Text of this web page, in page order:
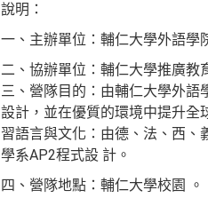
說明：
一、主辦單位：輔仁大學外語學
二、協辦單位：輔仁大學推廣教
三、營隊目的：由輔仁大學外
設計，並在優質的環境中提升全
習語言與文化：由德、法、西、
學系AP2程式設 計。
四、營隊地點：輔仁大學校園 。